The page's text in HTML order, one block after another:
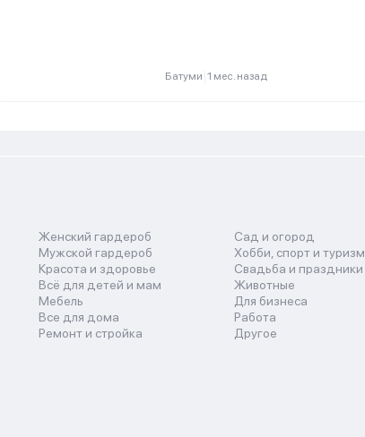
Батуми 1 мес. назад
Женский гардероб
Мужской гардероб
Красота и здоровье
Всё для детей и мам
Мебель
Все для дома
Ремонт и стройка
Сад и огород
Хобби, спорт и туризм
Свадьба и праздники
Животные
Для бизнеса
Работа
Другое